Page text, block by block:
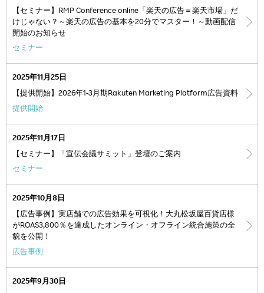
【セミナー】RMP Conference online「楽天の広告＝楽天市場」だ
けじゃない？～楽天の広告の基本を20分でマスター！～動画配信
開始のお知らせ
セミナー
2025年11月25日
【提供開始】2026年1-3月期Rakuten Marketing Platform広告資料
提供開始
2025年11月17日
【セミナー】「宣伝会議サミット」登壇のご案内
セミナー
2025年10月8日
【広告事例】実店舗での広告効果を可視化！大丸松坂屋百貨店様
がROAS3,800％を達成したオンライン・オフライン統合施策の全
貌を公開！
広告事例
2025年9月30日